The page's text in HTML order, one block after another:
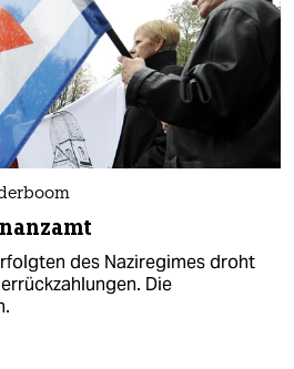
des Naziregimes droht
Die